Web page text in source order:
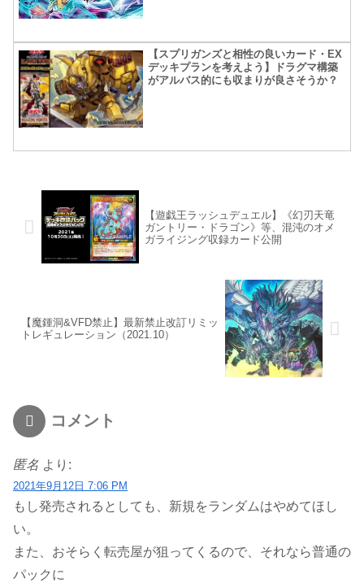
【スプリガンズと相性の良いカード・EX
デッキプランを考えよう】ドラグマ構築
がアルバス的にも収まりが良さそうか？
【遊戯王ラッシュデュエル】《幻刃天竜
ガントリー・ドラゴン》等、混沌のオメ
ガライジング収録カード公開
【魔鍾洞&VFD禁止】最新禁止改訂リミッ
トレギュレーション（2021.10）
コメント
匿名 より:
2021年9月12日 7:06 PM
もし発売されるとしても、新規をランダムはやめてほし
い。
また、おそらく転売屋が狙ってくるので、それなら普通の
パックに